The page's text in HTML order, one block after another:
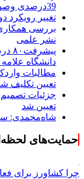
39درصدی وصول جرایم
تغییر رویکرد
بررسی
نشر علمی
دانشگاه
مطالبات
تعیین تکلیف
جزئیات تصمیم
تعیین شد
شاه‌محمدی:
حمایت‌های
چرا کشاورز برای